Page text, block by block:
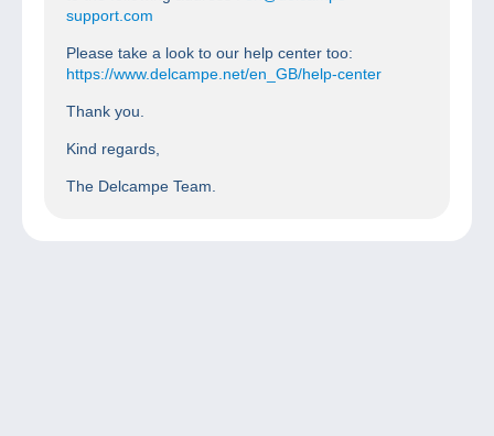
support.com
Please take a look to our help center too:
https://www.delcampe.net/en_GB/help-center
Thank you.
Kind regards,
The Delcampe Team.